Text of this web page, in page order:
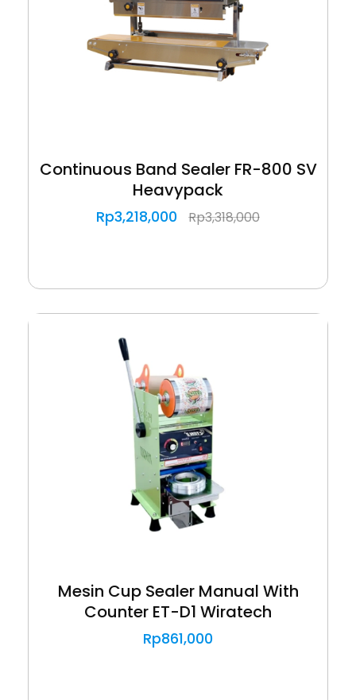
Continuous Band Sealer FR-800 SV
Heavypack
Rp3,218,000 Rp3,318,000
Mesin Cup Sealer Manual With
Counter ET-D1 Wiratech
Rp861,000